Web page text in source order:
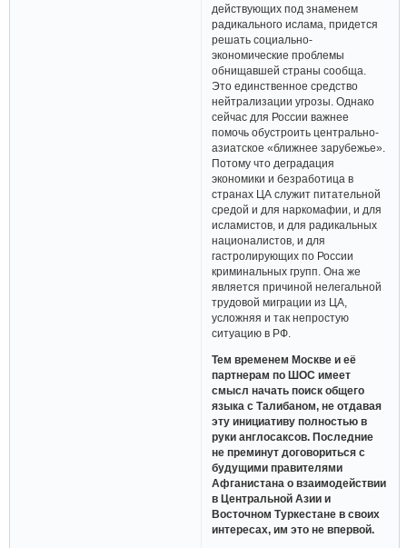
действующих под знаменем
радикального ислама, придется
решать социально-
экономические проблемы
обнищавшей страны сообща.
Это единственное средство
нейтрализации угрозы. Однако
сейчас для России важнее
помочь обустроить центрально-
азиатское «ближнее зарубежье».
Потому что деградация
экономики и безработица в
странах ЦА служит питательной
средой и для наркомафии, и для
исламистов, и для радикальных
националистов, и для
гастролирующих по России
криминальных групп. Она же
является причиной нелегальной
трудовой миграции из ЦА,
усложняя и так непростую
ситуацию в РФ.
Тем временем Москве и её
партнерам по ШОС имеет
смысл начать поиск общего
языка с Талибаном, не отдавая
эту инициативу полностью в
руки англосаксов. Последние
не преминут договориться с
будущими правителями
Афганистана о взаимодействии
в Центральной Азии и
Восточном Туркестане в своих
интересах, им это не впервой.